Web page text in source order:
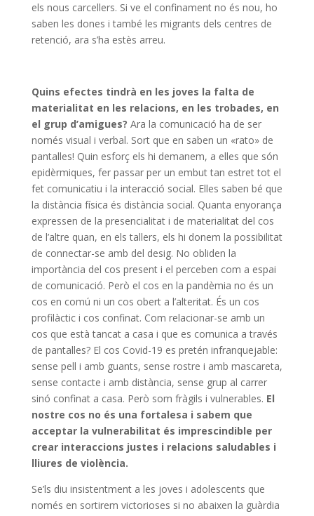
els nous carcellers. Si ve el confinament no és nou, ho
saben les dones i també les migrants dels centres de
retenció, ara s’ha estès arreu.
Quins efectes tindrà en les joves la falta de
materialitat en les relacions, en les trobades, en
el grup d’amigues? Ara la comunicació ha de ser
només visual i verbal. Sort que en saben un «rato» de
pantalles! Quin esforç els hi demanem, a elles que són
epidèrmiques, fer passar per un embut tan estret tot el
fet comunicatiu i la interacció social. Elles saben bé que
la distància física és distància social. Quanta enyorança
expressen de la presencialitat i de materialitat del cos
de l’altre quan, en els tallers, els hi donem la possibilitat
de connectar-se amb del desig. No obliden la
importància del cos present i el perceben com a espai
de comunicació. Però el cos en la pandèmia no és un
cos en comú ni un cos obert a l’alteritat. És un cos
profilàctic i cos confinat. Com relacionar-se amb un
cos que està tancat a casa i que es comunica a través
de pantalles? El cos Covid-19 es pretén infranquejable:
sense pell i amb guants, sense rostre i amb mascareta,
sense contacte i amb distància, sense grup al carrer
sinó confinat a casa. Però som fràgils i vulnerables. El
nostre cos no és una fortalesa i sabem que
acceptar la vulnerabilitat és imprescindible per
crear interaccions justes i relacions saludables i
lliures de violència.
Se’ls diu insistentment a les joves i adolescents que
només en sortirem victorioses si no abaixen la guàrdia